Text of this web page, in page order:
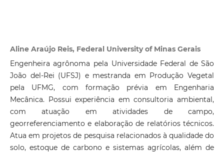
Aline Araújo Reis, Federal University of Minas Gerais
Engenheira agrônoma pela Universidade Federal de São
João del-Rei (UFSJ) e mestranda em Produção Vegetal
pela UFMG, com formação prévia em Engenharia
Mecânica. Possui experiência em consultoria ambiental,
com atuação em atividades de campo,
georreferenciamento e elaboração de relatórios técnicos.
Atua em projetos de pesquisa relacionados à qualidade do
solo, estoque de carbono e sistemas agrícolas, além de